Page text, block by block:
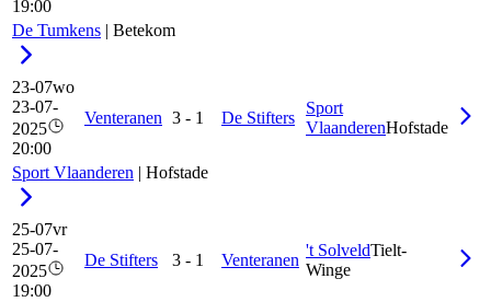
19:00
De Tumkens Betekom
23-07wo
23-07-
2025
20:00
Venteranen 3 - 1 De Stifters
Sport
VlaanderenHofstade
Sport Vlaanderen Hofstade
25-07vr
25-07-
2025
19:00
De Stifters 3 - 1 Venteranen
't SolveldTielt-
Winge